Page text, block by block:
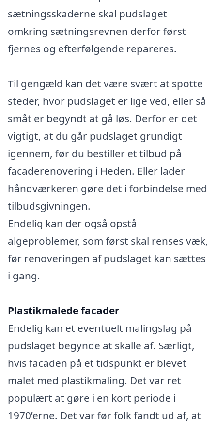
sætningsskaderne skal pudslaget
omkring sætningsrevnen derfor først
fjernes og efterfølgende repareres.
Til gengæld kan det være svært at spotte
steder, hvor pudslaget er lige ved, eller så
småt er begyndt at gå løs. Derfor er det
vigtigt, at du går pudslaget grundigt
igennem, før du bestiller et tilbud på
facaderenovering i Heden. Eller lader
håndværkeren gøre det i forbindelse med
tilbudsgivningen.
Endelig kan der også opstå
algeproblemer, som først skal renses væk,
før renoveringen af pudslaget kan sættes
i gang.
Plastikmalede facader
Endelig kan et eventuelt malingslag på
pudslaget begynde at skalle af. Særligt,
hvis facaden på et tidspunkt er blevet
malet med plastikmaling. Det var ret
populært at gøre i en kort periode i
1970’erne. Det var før folk fandt ud af, at